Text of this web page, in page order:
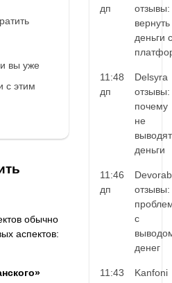
вы уже
с этим
обычно
аспектов:
дп
отзывы:
вернуть
деньги с
11:48
дп
Delsyra
отзывы:
почему
не
выводят
деньги
11:46
дп
отзывы:
с
денег
11:43
Kanfoni